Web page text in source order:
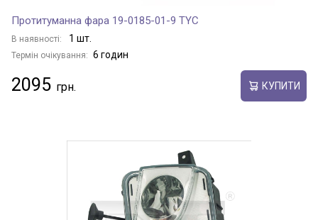
Протитуманна фара 19-0185-01-9 TYC
В наявності: 1 шт.
Термін очікування: 6 годин
2095 КУПИТИ